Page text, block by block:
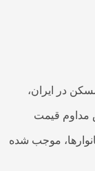
در ایران،
مداوم قیمت
موجب شده